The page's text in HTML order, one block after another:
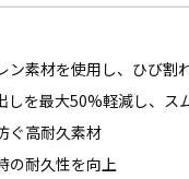
素材を使用し、ひび割
を最大50%軽減し、ス
ぐ高耐久素材
の耐久性を向上